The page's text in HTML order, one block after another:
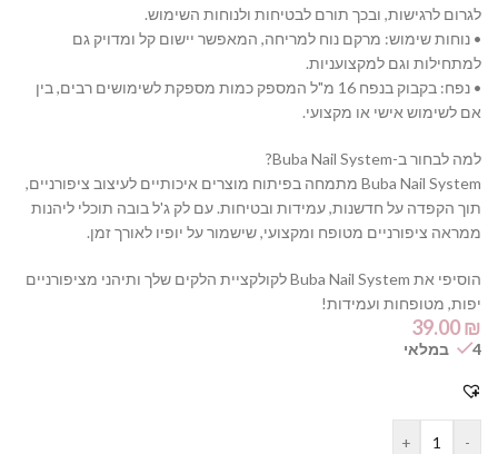
לגרום לרגישות, ובכך תורם לבטיחות ולנוחות השימוש.
• נוחות שימוש: מרקם נוח למריחה, המאפשר יישום קל ומדויק גם
למתחילות וגם למקצועניות.
• נפח: בקבוק בנפח 16 מ"ל המספק כמות מספקת לשימושים רבים, בין
אם לשימוש אישי או מקצועי.
למה לבחור ב-Buba Nail System?
Buba Nail System מתמחה בפיתוח מוצרים איכותיים לעיצוב ציפורניים,
תוך הקפדה על חדשנות, עמידות ובטיחות. עם לק ג'ל בובה תוכלי ליהנות
ממראה ציפורניים מטופח ומקצועי, שישמור על יופיו לאורך זמן.
הוסיפי את Buba Nail System לקולקציית הלקים שלך ותיהני מציפורניים
יפות, מטופחות ועמידות!
39.00₪
4 במלאי
-
+